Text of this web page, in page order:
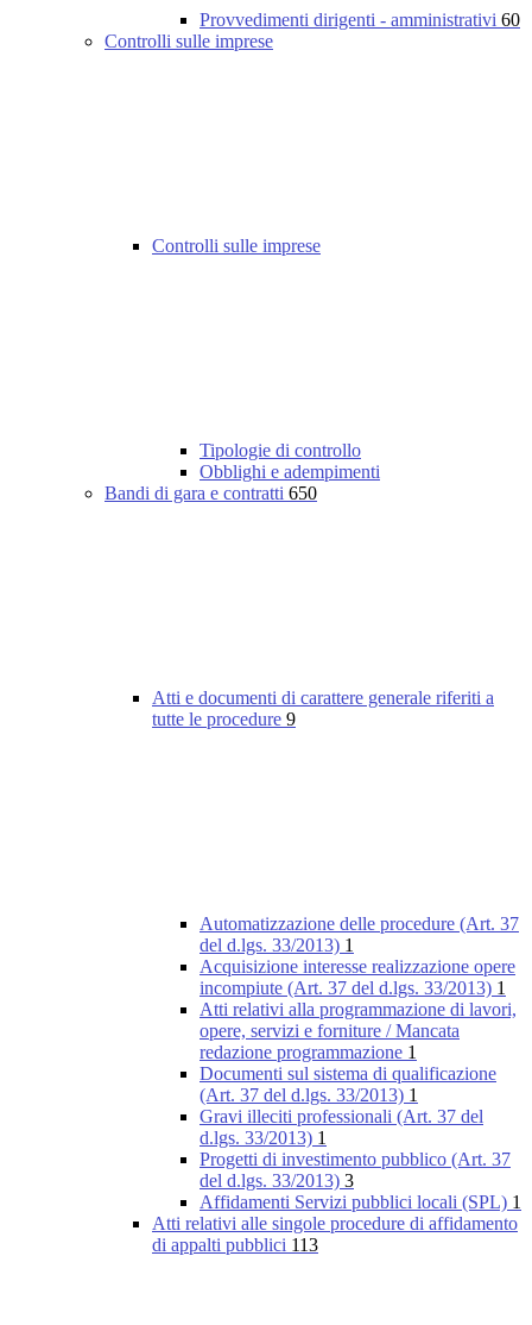
Provvedimenti dirigenti - amministrativi 60
Controlli sulle imprese
Controlli sulle imprese
Tipologie di controllo
Obblighi e adempimenti
Bandi di gara e contratti 650
Atti e documenti di carattere generale riferiti a
tutte le procedure 9
Automatizzazione delle procedure (Art. 37
del d.lgs. 33/2013) 1
Acquisizione interesse realizzazione opere
incompiute (Art. 37 del d.lgs. 33/2013) 1
Atti relativi alla programmazione di lavori,
opere, servizi e forniture / Mancata
redazione programmazione 1
Documenti sul sistema di qualificazione
(Art. 37 del d.lgs. 33/2013) 1
Gravi illeciti professionali (Art. 37 del
d.lgs. 33/2013) 1
Progetti di investimento pubblico (Art. 37
del d.lgs. 33/2013) 3
Affidamenti Servizi pubblici locali (SPL) 1
Atti relativi alle singole procedure di affidamento
di appalti pubblici 113